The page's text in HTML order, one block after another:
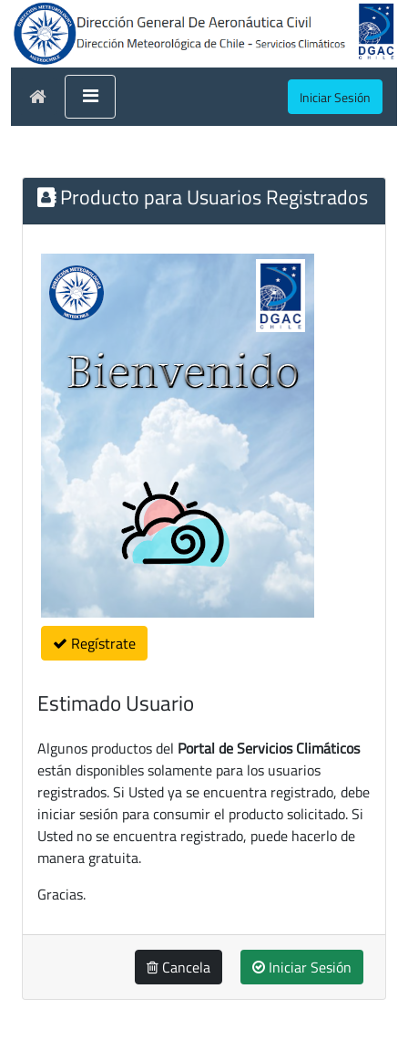
Iniciar Sesión
Producto para Usuarios Registrados
Regístrate
Estimado Usuario
Algunos productos del Portal de Servicios Climáticos
están disponibles solamente para los usuarios
registrados. Si Usted ya se encuentra registrado, debe
iniciar sesión para consumir el producto solicitado. Si
Usted no se encuentra registrado, puede hacerlo de
manera gratuita.
Gracias.
Cancela Iniciar Sesión